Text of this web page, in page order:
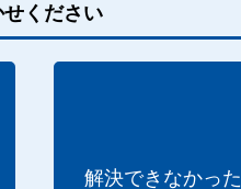
ください
解決できなかった